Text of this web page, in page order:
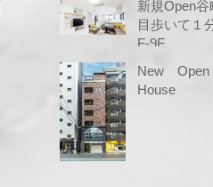
新規Open谷
目歩いて１
F-9F
New
House